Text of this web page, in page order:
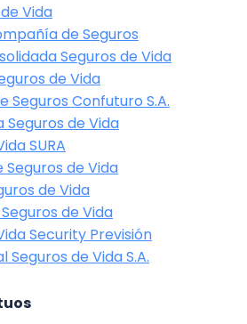
Vida
de Seguros
Seguros de Vida
de Vida
Seguros Confuturo S.A.
Seguros de Vida
SURA
Seguros de Vida
de Vida
Seguros de Vida
Security Previsión
Seguros de Vida S.A.